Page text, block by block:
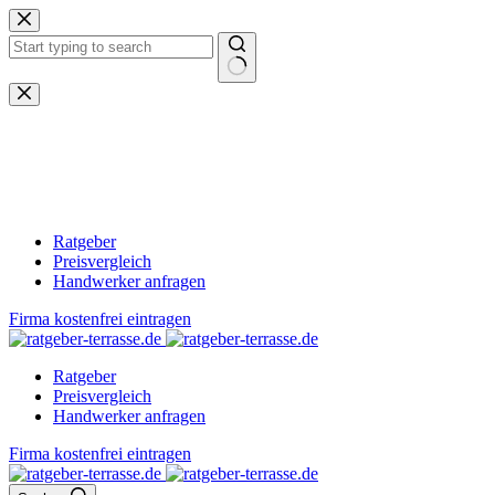
Zum
Inhalt
springen
Keine
Ergebnisse
Ratgeber
Preisvergleich
Handwerker anfragen
Firma kostenfrei eintragen
Ratgeber
Preisvergleich
Handwerker anfragen
Firma kostenfrei eintragen